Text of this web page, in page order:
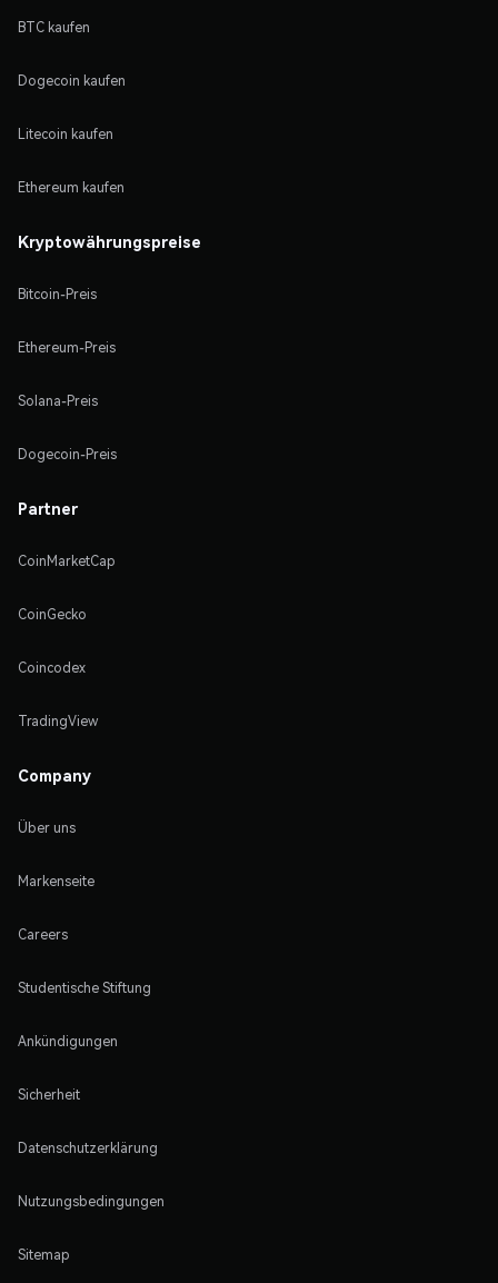
BTC kaufen
Dogecoin kaufen
Litecoin kaufen
Ethereum kaufen
Kryptowährungspreise
Bitcoin-Preis
Ethereum-Preis
Solana-Preis
Dogecoin-Preis
Partner
CoinMarketCap
CoinGecko
Coincodex
TradingView
Company
Über uns
Markenseite
Careers
Studentische Stiftung
Ankündigungen
Sicherheit
Datenschutzerklärung
Nutzungsbedingungen
Sitemap